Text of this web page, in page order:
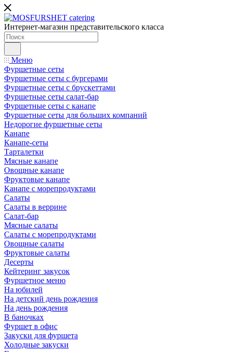
Интернет-магазин представительского класса
Меню
Фуршетные сеты
Фуршетные сеты с бургерами
Фуршетные сеты с брускеттами
Фуршетные сеты салат-бар
Фуршетные сеты с канапе
Фуршетные сеты для больших компаний
Недорогие фуршетные сеты
Канапе
Канапе-сеты
Тарталетки
Мясные канапе
Овощные канапе
Фруктовые канапе
Канапе с морепродуктами
Салаты
Салаты в веррине
Салат-бар
Мясные салаты
Салаты с морепродуктами
Овощные салаты
Фруктовые салаты
Десерты
Кейтеринг закусок
Фуршетное меню
На юбилей
На детский день рождения
На день рождения
В баночках
Фуршет в офис
Закуски для фуршета
Холодные закуски